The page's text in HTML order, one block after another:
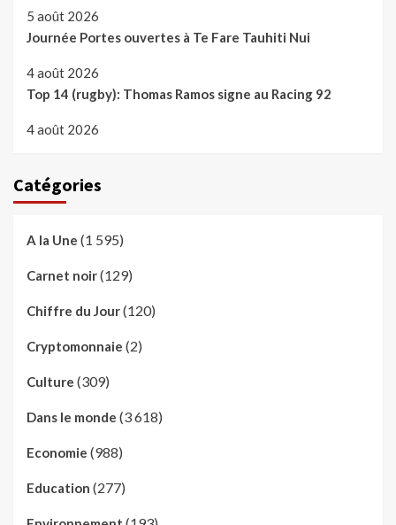
5 août 2026
Journée Portes ouvertes à Te Fare Tauhiti Nui
4 août 2026
Top 14 (rugby): Thomas Ramos signe au Racing 92
4 août 2026
Catégories
A la Une (1 595)
Carnet noir(129)
Chiffre du Jour(120)
Cryptomonnaie (2)
Culture (309)
Dans le monde (3 618)
Economie (988)
Education (277)